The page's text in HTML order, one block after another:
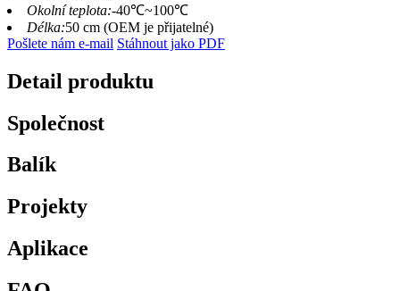
Okolní teplota:-40℃~100℃
Délka:50 cm (OEM je přijatelné)
Pošlete nám e-mail Stáhnout jako PDF
Detail produktu
Společnost
Balík
Projekty
Aplikace